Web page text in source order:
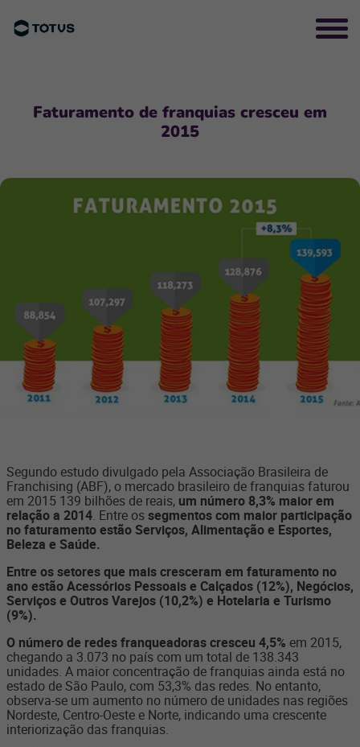
Faturamento de franquias cresceu em
2015
Segundo estudo divulgado pela Associação Brasileira de
Franchising (ABF), o mercado brasileiro de franquias faturou
em 2015 139 bilhões de reais, um número 8,3% maior em
relação a 2014. Entre ossegmentos com maior participação
no faturamento estão Serviços, Alimentação e Esportes,
Beleza e Saúde.
Entre os setores que mais cresceram em faturamento no
ano estão Acessórios Pessoais e Calçados (12%), Negócios,
Serviços e Outros Varejos (10,2%) e Hotelaria e Turismo
(9%).
O número de redes franqueadoras cresceu 4,5% em 2015,
chegando a 3.073 no país com um total de 138.343
unidades. A maior concentração de franquias ainda está no
estado de São Paulo, com 53,3% das redes. No entanto,
observa-se um aumento no número de unidades nas regiões
Nordeste, Centro-Oeste e Norte, indicando uma crescente
interiorização das franquias.